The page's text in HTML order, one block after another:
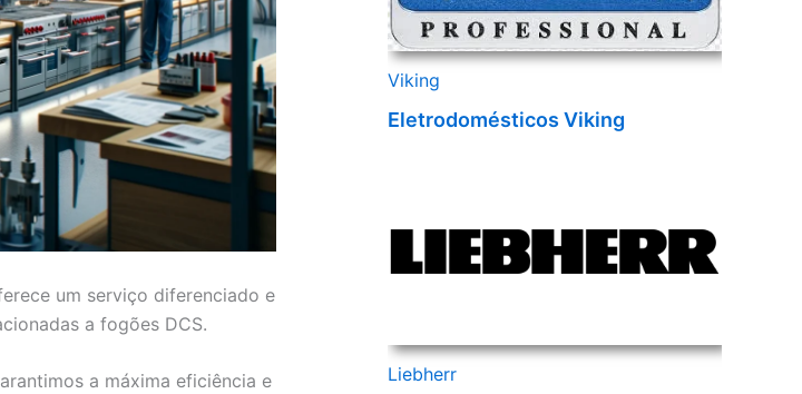
um serviço diferenciado e
a fogões DCS.
a máxima eficiência e
Viking
Eletrodomésticos Viking
Liebherr